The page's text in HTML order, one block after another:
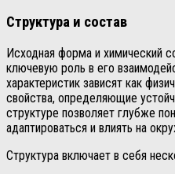
Структура и состав
Исходная форма и химический
ключевую роль в его
характеристик зависят как
свойства, определяющие
структуре позволяет глубже
адаптироваться и влиять на
Структура включает в себя